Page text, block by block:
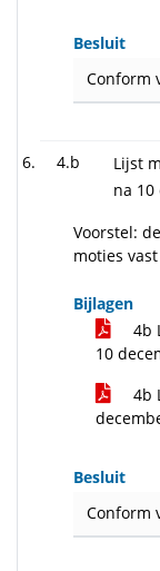
Besluit
Conform
4.b
Lijst
na 10
Voorstel:
moties
Bijlagen
4b
10
4b
Besluit
Conform